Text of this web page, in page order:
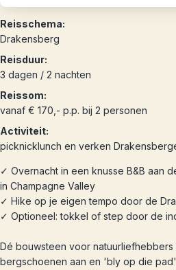
Reisschema:
Drakensberg
Reisduur:
3 dagen / 2 nachten
Reissom:
vanaf € 170,- p.p. bij 2 personen
Activiteit:
picknicklunch en verken
✓ Overnacht in een knusse B&B aan
in Champagne Valley
✓ Hike op je eigen tempo door de
✓ Optioneel: tokkel of step door de
Dé bouwsteen voor natuurliefhebbers
bergschoenen aan en 'bly op die